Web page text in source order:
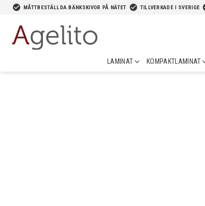
check_circle MÅTTBESTÄLLDA BÄNKSKIVOR PÅ NÄTET check_circle TILLVERKADE I SVERIGE
LAMINAT KOMPAKTLAMINAT